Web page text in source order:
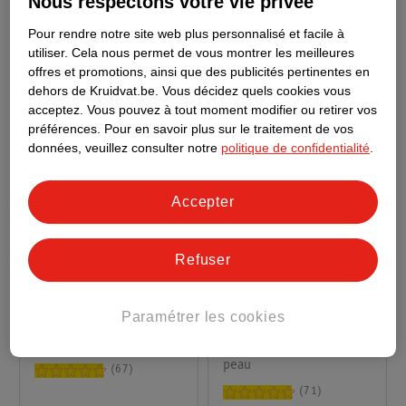
89 73
67
Savon Liquide
peau
71
Pour rendre notre site web plus personnalisé et facile à
utiliser. Cela nous permet de vous montrer les meilleures
offres et promotions, ainsi que des publicités pertinentes en
dehors de Kruidvat.be. Vous décidez quels cookies vous
acceptez. Vous pouvez à tout moment modifier ou retirer vos
préférences. Pour en savoir plus sur le traitement de vos
données, veuillez consulter notre politique de confidentialité
Paramétrer les cookies
Refuser
Accepter